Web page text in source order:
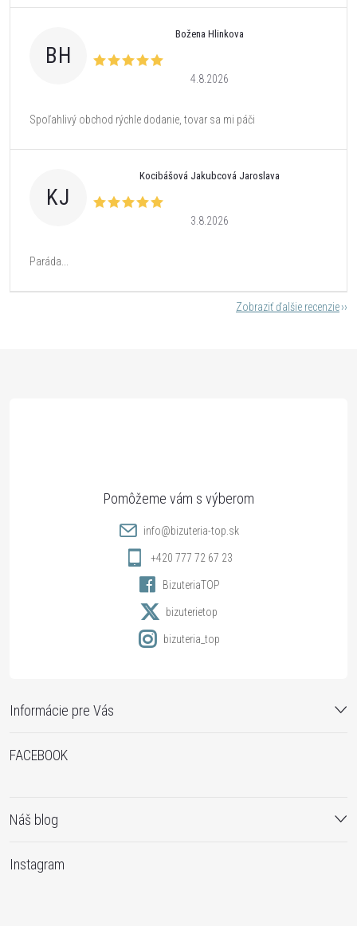
BH
Božena Hlinkova
4.8.2026
Spoľahlivý obchod rýchle dodanie, tovar sa mi páči
KJ
Kocibášová Jakubcová Jaroslava
3.8.2026
Paráda...
Zobraziť ďalšie recenzie
Informácie pre Vás
info@bizuteria-top.sk
+420 777 72 67 23
BizuteriaTOP
bizuterietop
bizuteria_top
FACEBOOK
Náš blog
Instagram